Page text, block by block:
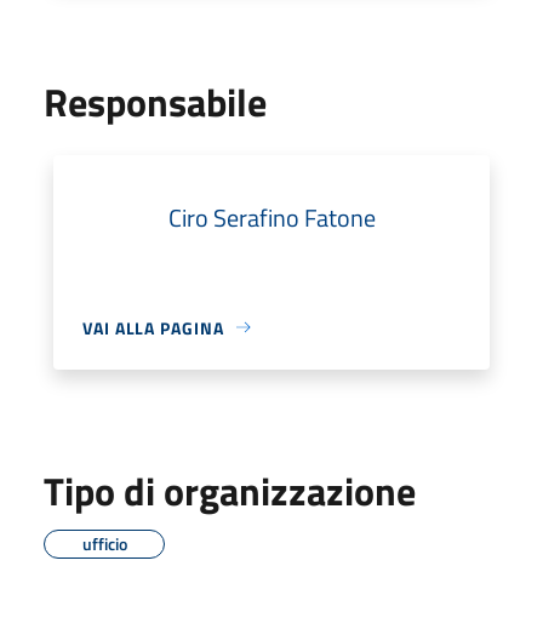
Responsabile
Ciro Serafino Fatone
VAI ALLA PAGINA
Tipo di organizzazione
ufficio